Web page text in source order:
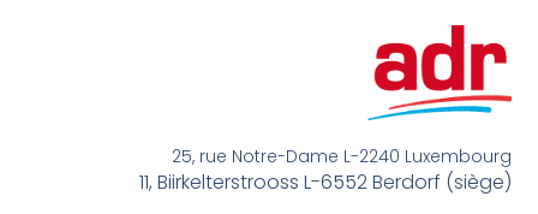
25, rue Notre-Dame L-2240 Luxembourg
11, Biirkelterstrooss L-6552 Berdorf (siège)